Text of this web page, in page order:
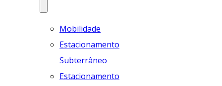
Mobilidade
Estacionamento
Subterrâneo
Estacionamento